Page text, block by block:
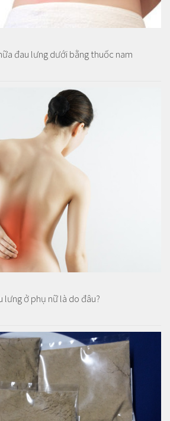
đau lưng dưới bằng thuốc nam
lưng ở phụ nữ là do đâu?